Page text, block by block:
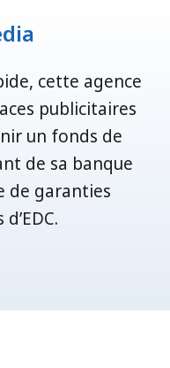
cette agence
publicitaires
un fonds de
de sa banque
de garanties